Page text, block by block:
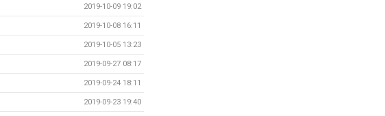
2019-10-09 19:02
2019-10-08 16:11
2019-10-05 13:23
2019-09-27 08:17
2019-09-24 18:11
2019-09-23 19:40